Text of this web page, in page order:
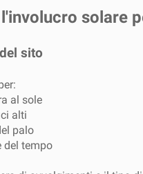
solare
sito
al sole
alti
palo
del tempo